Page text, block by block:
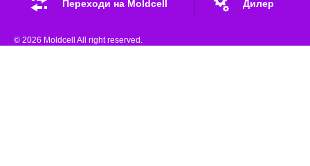
Переходи на Moldcell Дилер
© 2026 Moldcell All right reserved.